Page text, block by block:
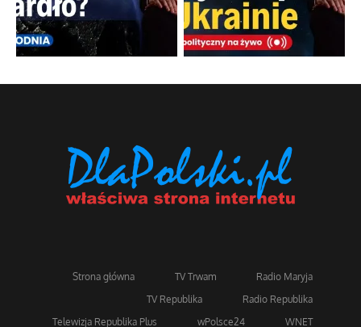
Strona główna TV Trwam
Radio Maryja
TV Republika
Radio Republika
Telewizja Republika Plus
wPolsce24 WNET